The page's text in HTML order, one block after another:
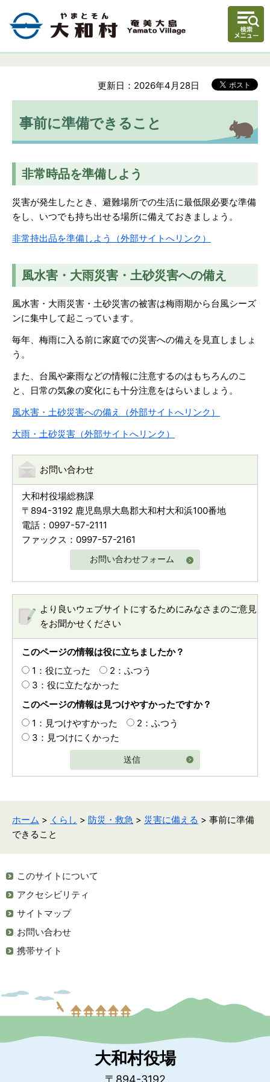
更新日：2026年4月28日
事前に準備できること
非常時品を準備しよう
災害が発生したとき、避難場所での生活に最低限必要な準備
をし、いつでも持ち出せる場所に備えておきましょう。
非常持出品を準備しよう（外部サイトへリンク）
風水害・大雨災害・土砂災害への備え
風水害・大雨災害・土砂災害の被害は梅雨期から台風シーズ
ンに集中して起こっています。
毎年、梅雨に入る前に家庭での災害への備えを見直しましょ
う。
また、台風や豪雨などの情報に注意するのはもちろんのこ
と、日常の気象の変化にも十分注意をはらいましょう。
風水害・土砂災害への備え（外部サイトへリンク）
大雨・土砂災害（外部サイトへリンク）
お問い合わせ
大和村役場総務課
〒894-3192 鹿児島県大島郡大和村大和浜100番地
電話：0997-57-2111
ファックス：0997-57-2161
お問い合わせフォーム
より良いウェブサイトにするためにみなさまのご意見
をお聞かせください
このページの情報は役に立ちましたか？
1：役に立った
2：ふつう
3：役に立たなかった
このページの情報は見つけやすかったですか？
1：見つけやすかった
2：ふつう
3：見つけにくかった
送信
ホーム > くらし > 防災・救急 > 災害に備える > 事前に準備
できること
このサイトについて
アクセシビリティ
サイトマップ
お問い合わせ
携帯サイト
大和村役場
〒894-3192